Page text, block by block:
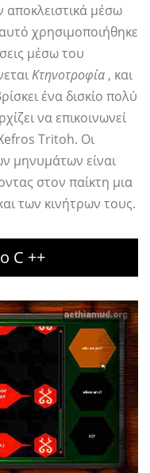
αποκλειστικά μέσω
χρησιμοποιήθηκε
μέσω του
Κτηνοτροφία , και
ένα δισκίο πολύ
να επικοινωνεί
Tritoh. Οι
μηνυμάτων είναι
στον παίκτη μια
των κινήτρων τους.
C ++